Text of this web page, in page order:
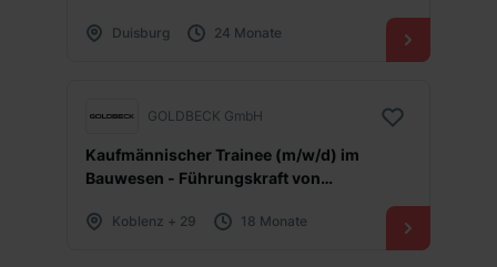
Duisburg 24 Monate
GOLDBECK GmbH
Kaufmännischer Trainee (m/w/d) im
Bauwesen - Führungskraft von
Koblenz + 29 18 Monate